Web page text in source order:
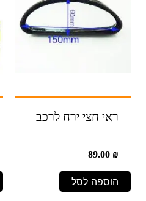
ראי חצי ירח לרכב
89.00₪
הוספה לסל